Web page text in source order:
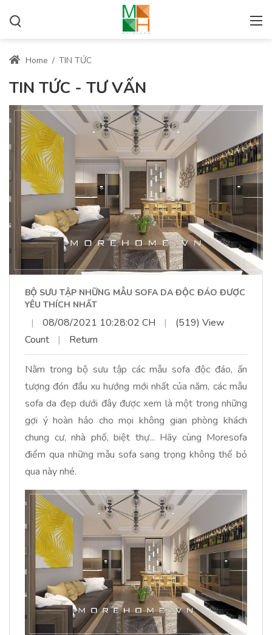
Home / TIN TỨC
TIN TỨC - TƯ VẤN
BỘ SƯU TẬP NHỮNG MẪU SOFA DA ĐỘC ĐÁO ĐƯỢC
YÊU THÍCH NHẤT
| 08/08/2021 10:28:02 CH |
(519) View
Count
| Return
Nằm trong bộ sưu tập các mẫu sofa độc đáo, ấn
tượng đón đầu xu hướng mới nhất của năm, các mẫu
sofa da đẹp dưới đây được xem là một trong những
gợi ý hoàn hảo cho mọi không gian phòng khách
chung cư, nhà phố, biệt thự... Hãy cùng Moresofa
điểm qua những mẫu sofa sang trọng không thể bỏ
qua này nhé.